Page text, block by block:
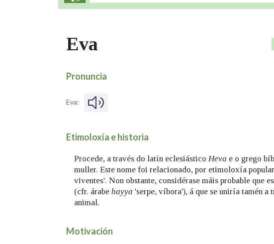
Eva
Pronuncia
Eva:
Etimoloxía e historia
Procede, a través do latín eclesiástico Heva e o grego
muller. Este nome foi relacionado, por etimoloxía
viventes'. Non obstante, considérase máis probable que
(cfr. árabe hayya 'serpe, víbora'), á que se uniría tamén
animal.
Motivación